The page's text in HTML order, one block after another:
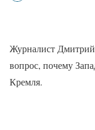
Журналист Дмитрий
вопрос, почему
Кремля.